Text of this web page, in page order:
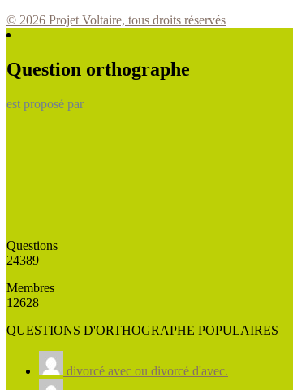
© 2026 Projet Voltaire, tous droits réservés
Question orthographe
est proposé par
Questions
24389
Membres
12628
QUESTIONS D'ORTHOGRAPHE POPULAIRES
divorcé avec ou divorcé d'avec.